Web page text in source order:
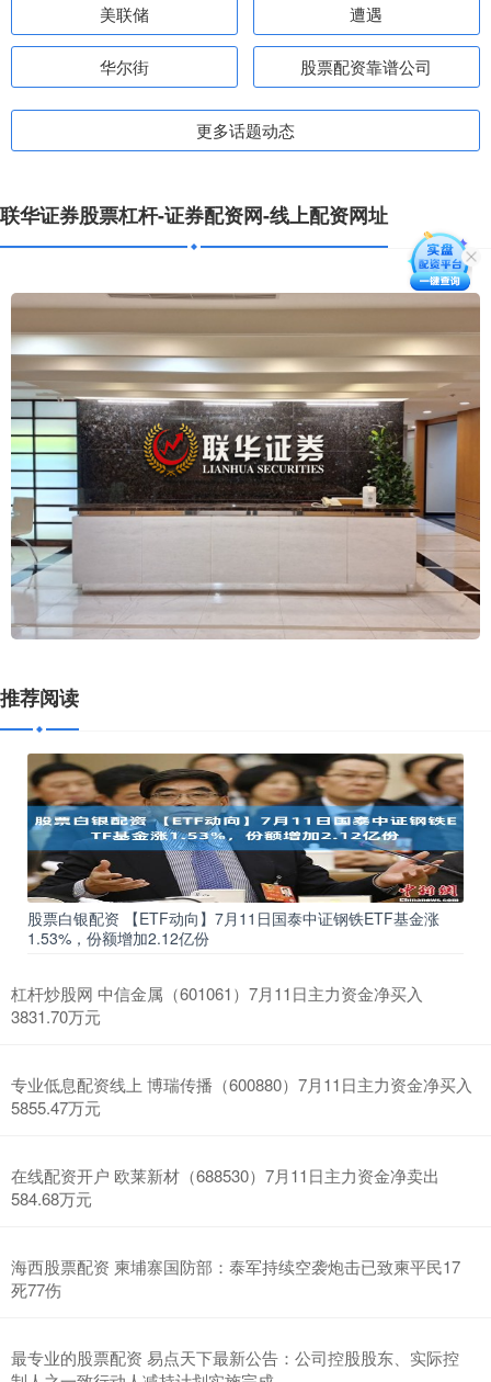
美联储 遭遇
华尔街 股票配资靠谱公司
更多话题动态
联华证券股票杠杆-证券配资网-线上配资网址
推荐阅读
股票白银配资 【ETF动向】7月11日国泰中证钢铁ETF基金涨
1.53%，份额增加2.12亿份
杠杆炒股网 中信金属（601061）7月11日主力资金净买入
3831.70万元
专业低息配资线上 博瑞传播（600880）7月11日主力资金净买入
5855.47万元
在线配资开户 欧莱新材（688530）7月11日主力资金净卖出
584.68万元
海西股票配资 柬埔寨国防部：泰军持续空袭炮击已致柬平民17
死77伤
最专业的股票配资 易点天下最新公告：公司控股股东、实际控